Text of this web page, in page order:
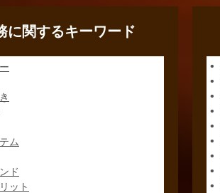
に関するキーワード
ム
ド
ット